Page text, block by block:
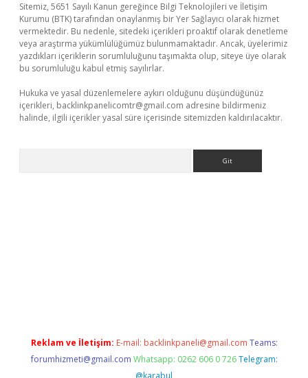
Sitemiz, 5651 Sayılı Kanun gereğince Bilgi Teknolojileri ve İletişim
Kurumu (BTK) tarafından onaylanmış bir Yer Sağlayıcı olarak hizmet
vermektedir. Bu nedenle, sitedeki içerikleri proaktif olarak denetleme
veya araştırma yükümlülüğümüz bulunmamaktadır. Ancak, üyelerimiz
yazdıkları içeriklerin sorumluluğunu taşımakta olup, siteye üye olarak
bu sorumluluğu kabul etmiş sayılırlar.
Hukuka ve yasal düzenlemelere aykırı olduğunu düşündüğünüz
içerikleri, backlinkpanelicomtr@gmail.com adresine bildirmeniz
halinde, ilgili içerikler yasal süre içerisinde sitemizden kaldırılacaktır.
Reklam ve İletişim: E-mail: backlinkpaneli@gmail.com Teams:
forumhizmeti@gmail.com Whatsapp: 0262 606 0 726 Telegram:
@karabul